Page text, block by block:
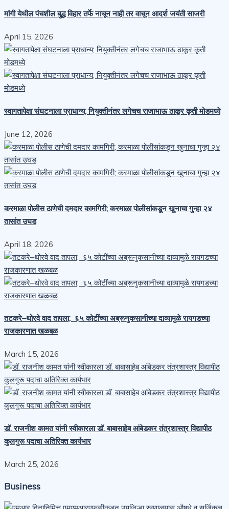
मांगी येथील पंचशील बुद्ध विहार तर्फे नाचून नाही तर वाचून आदर्श जयंती साजरी
April 15, 2026
स्वागतापेक्षा संघटनाला प्राधान्य; नियुक्तीनंतर लगेचच राजाभाऊ ठाकूर कृती मोडमध्ये
June 12, 2026
करमाळा पोलीस ठाणेची दमदार कामगिरी; करमाळा पोलीसांकडून खुनाचा गुन्हा २४
तासांत उघड
April 18, 2026
तटकरे–थोरवे वाद तापला; ६५ कोटींच्या अब्रूनुकसानीच्या दाव्यामुळे रायगडच्या
राजकारणात खळबळ
March 15, 2026
डॉ. राजनीश कामत यांनी स्वीकारला डॉ. बाबासाहेब आंबेडकर तंत्रशास्त्र विद्यापीठ
कुलगुरू पदाचा अतिरिक्त कार्यभार
March 25, 2026
Business